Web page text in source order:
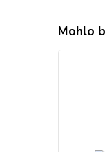
Mohlo